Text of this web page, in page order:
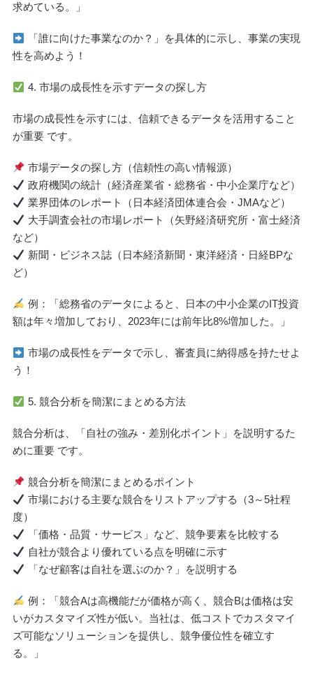
求めている。」
「誰に向けた事業なのか？」を具体的に示し、事業の実現
性を高めよう！
4. 市場の成長性を示すデータの探し方
市場の成長性を示すには、信頼できるデータを活用すること
が重要 です。
市場データの探し方（信頼性の高い情報源）
政府機関の統計（経済産業省・総務省・中小企業庁など）
業界団体のレポート（日本経済団体連合会・JMAなど）
大手調査会社の市場レポート（矢野経済研究所・富士経済
など）
新聞・ビジネス誌（日本経済新聞・東洋経済・日経BPな
ど）
例：「総務省のデータによると、日本の中小企業のIT投資
額は年々増加しており、2023年には前年比8%増加した。」
市場の成長性をデータで示し、審査員に納得感を持たせよ
う！
5. 競合分析を簡潔にまとめる方法
競合分析は、「自社の強み・差別化ポイント」を説明するた
めに重要 です。
競合分析を簡潔にまとめるポイント
市場における主要な競合をリストアップする（3～5社程
度）
「価格・品質・サービス」など、競争要素を比較する
自社が競合より優れている点を明確に示す
「なぜ顧客は自社を選ぶのか？」を説明する
例：「競合Aは高機能だが価格が高く、競合Bは価格は安
いがカスタマイズ性が低い。当社は、低コストでカスタマイ
ズ可能なソリューションを提供し、競争優位性を確立す
る。」